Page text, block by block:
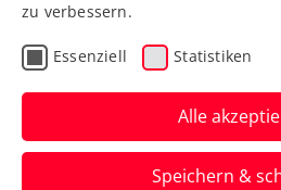
Turniere
Hannes
meldet sich
Turniersieg
zu verbessern.
Essenziell Statistiken
Alle
Speichern &